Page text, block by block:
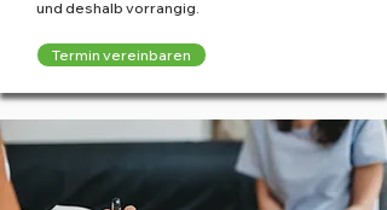
und deshalb vorrangig.
Termin vereinbaren